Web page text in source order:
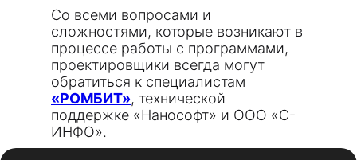
Со всеми вопросами и
сложностями, которые возникают в
процессе работы с программами,
проектировщики всегда могут
обратиться к специалистам
«РОМБИТ», технической
поддержке «Нанософт» и ООО «С-
ИНФО».